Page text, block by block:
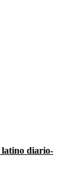
latino diario-